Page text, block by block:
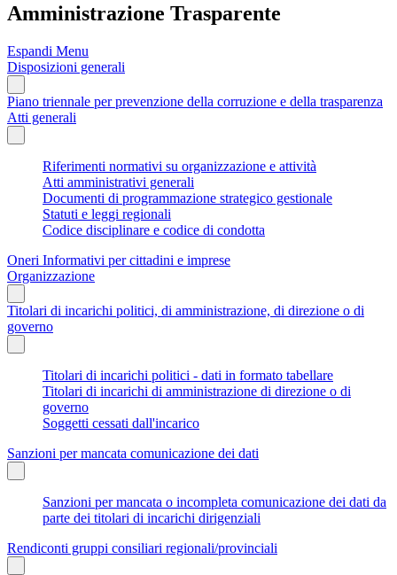
Amministrazione Trasparente
Espandi Menu
Disposizioni generali
Piano triennale per prevenzione della corruzione e della trasparenza
Atti generali
Riferimenti normativi su organizzazione e attività
Atti amministrativi generali
Documenti di programmazione strategico gestionale
Statuti e leggi regionali
Codice disciplinare e codice di condotta
Oneri Informativi per cittadini e imprese
Organizzazione
Titolari di incarichi politici, di amministrazione, di direzione o di
governo
Titolari di incarichi politici - dati in formato tabellare
Titolari di incarichi di amministrazione di direzione o di
governo
Soggetti cessati dall'incarico
Sanzioni per mancata comunicazione dei dati
Sanzioni per mancata o incompleta comunicazione dei dati da
parte dei titolari di incarichi dirigenziali
Rendiconti gruppi consiliari regionali/provinciali